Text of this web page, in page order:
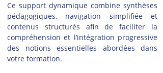
Ce support dynamique combine synthèses
pédagogiques, navigation simplifiée et
contenus structurés afin de faciliter la
compréhension et l’intégration progressive
des notions essentielles abordées dans
votre formation.